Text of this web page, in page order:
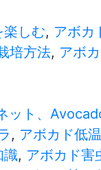
楽しむ, アボカ
培方法, アボ
ット、
, アボカド低
識, アボカド害